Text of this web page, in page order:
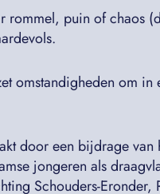
rommel, puin of chaos
omstandigheden om
door een bijdrage van
jongeren als
Schouders-Eronder,